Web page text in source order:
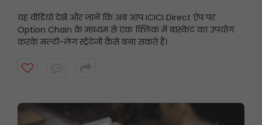
यह वीडियो देखें और जानें कि अब आप ICICI Direct ऐप पर
Option Chain के माध्यम से एक क्लिक में बास्केट का उपयोग
करके मल्टी-लेग स्ट्रेटेजी कैसे बना सकते हैं।